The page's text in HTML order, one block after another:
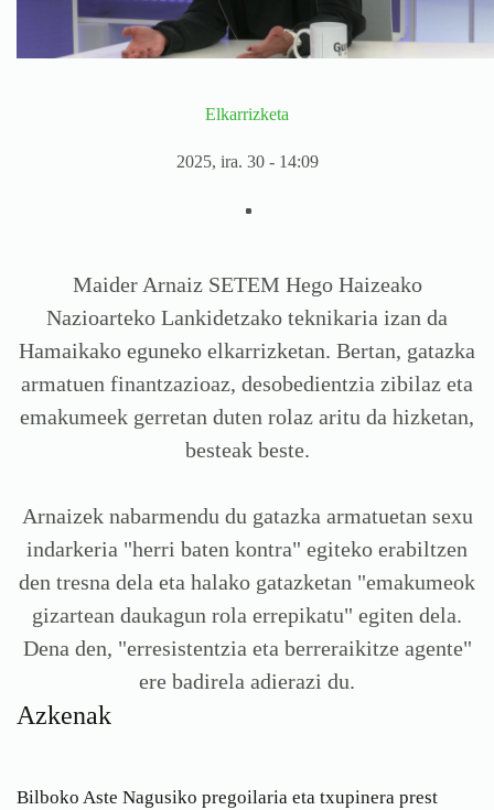
Elkarrizketa
2025, ira. 30 - 14:09
Maider Arnaiz SETEM Hego Haizeako
Nazioarteko Lankidetzako teknikaria izan da
Hamaikako eguneko elkarrizketan. Bertan, gatazka
armatuen finantzazioaz, desobedientzia zibilaz eta
emakumeek gerretan duten rolaz aritu da hizketan,
besteak beste.
Arnaizek nabarmendu du gatazka armatuetan sexu
indarkeria "herri baten kontra" egiteko erabiltzen
den tresna dela eta halako gatazketan "emakumeok
gizartean daukagun rola errepikatu" egiten dela.
Dena den, "erresistentzia eta berreraikitze agente"
ere badirela adierazi du.
Azkenak
Bilboko Aste Nagusiko pregoilaria eta txupinera prest